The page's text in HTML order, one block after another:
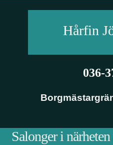
Hårfin
036-
Salonger i